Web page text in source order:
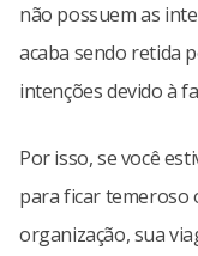
não possuem as
acaba sendo retida
intenções devido à
Por isso, se você
para ficar temeroso
organização, sua